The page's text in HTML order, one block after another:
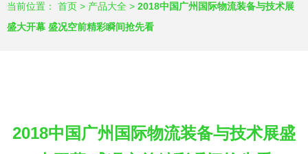
当前位置： 首页 > 产品大全 > 2018中国广州国际物流装备与技术展
盛大开幕 盛况空前精彩瞬间抢先看
2018中国广州国际物流装备与技术展盛